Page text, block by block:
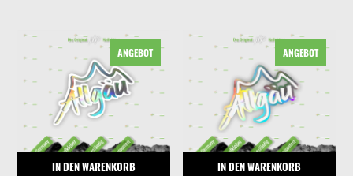
IN DEN WARENKORB
ANGEBOT
IN DEN WARENKORB
ANGEBOT